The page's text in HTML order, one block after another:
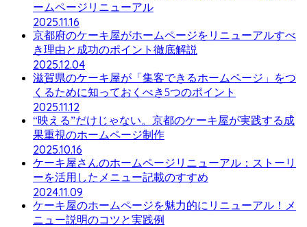
ームページリニューアル
2025.11.16
京都府のケーキ屋がホームページをリニューアルすべ
き理由と成功のポイント徹底解説
2025.12.04
滋賀県のケーキ屋が「集客できるホームページ」をつ
くるために知っておくべき5つのポイント
2025.11.12
“映える”だけじゃない。京都のケーキ屋が実践する成
果重視のホームページ制作
2025.10.16
ケーキ屋さんのホームページリニューアル：ストーリ
ーを活用したメニュー記載のすすめ
2024.11.09
ケーキ屋のホームページを魅力的にリニューアル！メ
ニュー説明のコツと実践例